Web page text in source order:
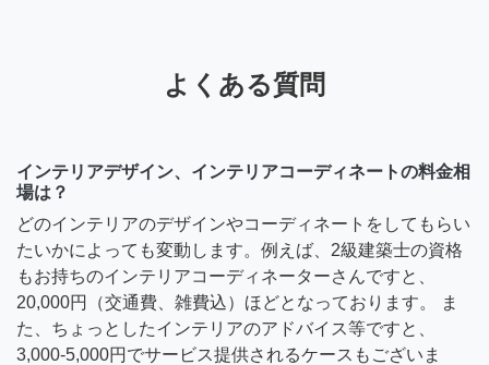
よくある質問
インテリアデザイン、インテリアコーディネートの料金相
場は？
どのインテリアのデザインやコーディネートをしてもらい
たいかによっても変動します。例えば、2級建築士の資格
もお持ちのインテリアコーディネーターさんですと、
20,000円（交通費、雑費込）ほどとなっております。 ま
た、ちょっとしたインテリアのアドバイス等ですと、
3,000-5,000円でサービス提供されるケースもございま